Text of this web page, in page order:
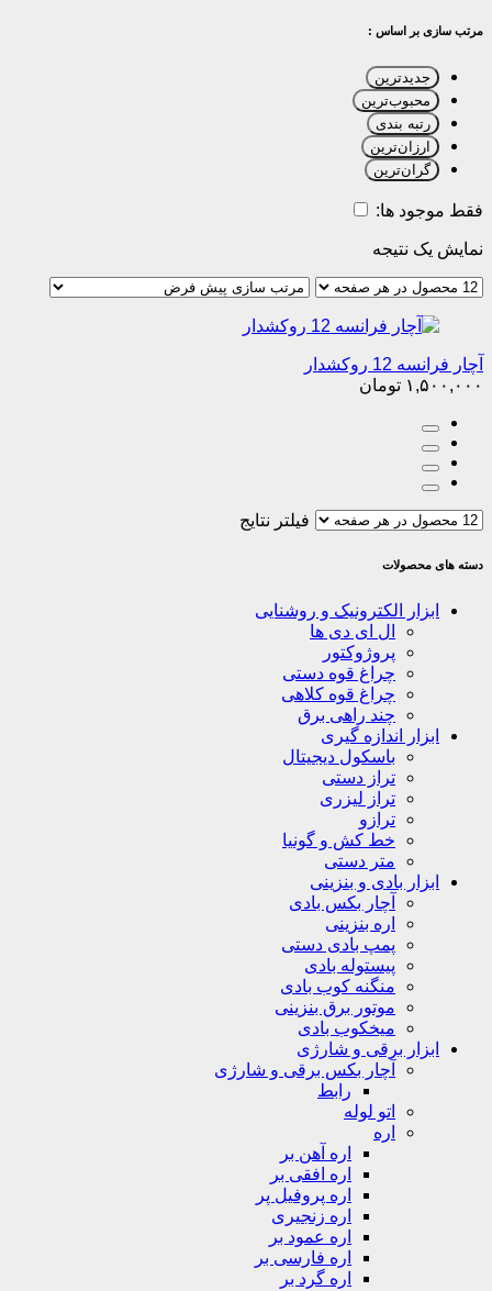
مرتب سازی بر اساس :
جدیدترین
محبوب‌ترین
رتبه بندی
ارزان‌ترین
گران‌ترین
فقط موجود ها:
نمایش یک نتیجه
آچار فرانسه 12 روکشدار
۱,۵۰۰,۰۰۰ تومان
فیلتر نتایج
دسته های محصولات
ابزار الکترونیک و روشنایی
ال ای دی ها
پروژوکتور
چراغ قوه دستی
چراغ قوه کلاهی
چند راهی برق
ابزار اندازه گیری
باسکول دیجیتال
تراز دستی
تراز لیزری
ترازو
خط کش و گونیا
متر دستی
ابزار بادی و بنزینی
آچار بکس بادی
اره بنزینی
پمپ بادی دستی
پیستوله بادی
منگنه کوب بادی
موتور برق بنزینی
میخکوب بادی
ابزار برقی و شارژی
آچار بکس برقی و شارژی
رابط
اتو لوله
اره
اره آهن بر
اره افقی بر
اره پروفیل پر
اره زنجیری
اره عمود بر
اره فارسی بر
اره گرد بر